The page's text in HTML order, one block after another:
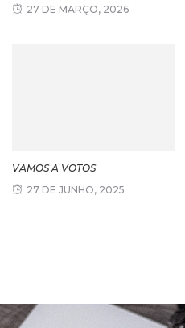
27 DE MARÇO, 2026
VAMOS A VOTOS
27 DE JUNHO, 2025